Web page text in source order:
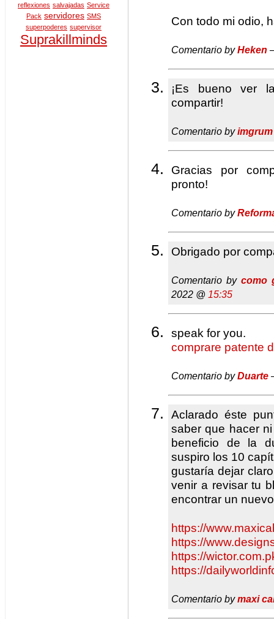
reflexiones salvajadas Service
Pack servidores SMS
superpoderes supervisor
Suprakillminds
Con todo mi odio,
Comentario byHeken
¡Es bueno ver
compartir!
Comentario byimgrum
Gracias por
pronto!
Comentario by
Obrigado por
Comentario by como
2022 @ 15:35
speak for you.
comprare patente
Comentario byDuarte
Aclarado éste
saber que hacer
beneficio de la
suspiro los 10
gustaría dejar
venir a revisar tu
encontrar un
https://
https://
https://
https://
Comentario bymaxi